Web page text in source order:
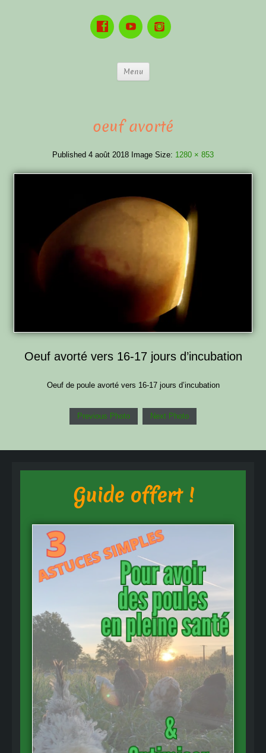
Menu
oeuf avorté
Published 4 août 2018 Image Size: 1280 × 853
Oeuf avorté vers 16-17 jours d’incubation
Oeuf de poule avorté vers 16-17 jours d’incubation
Previous Photo Next Photo
Guide offert !